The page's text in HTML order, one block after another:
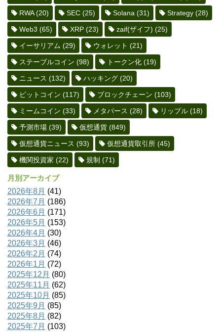
RWA(20) SEC (25) Solana (31) Strategy (28)
Web3 (65) XRP (23) zaif(ザイフ) (25)
イーサリアム (29) ウォレット (21)
ステーブルコイン (98) トークン化 (19)
ニュース (132) ハッキング (20)
ビットコイン (117) ブロックチェーン (103)
ミームコイン (33) メタバース (28) リップル (18)
予測市場 (39) 仮想通貨 (849)
仮想通貨ニュース (93) 仮想通貨取引所 (45)
機関投資家 (22) 規制 (71)
月別アーカイブ
2026年8月 (41)
2026年7月 (186)
2026年6月 (171)
2026年5月 (153)
2026年4月 (30)
2026年3月 (46)
2026年2月 (74)
2026年1月 (72)
2025年12月 (80)
2025年11月 (62)
2025年10月 (85)
2025年9月 (85)
2025年8月 (82)
2025年7月 (103)